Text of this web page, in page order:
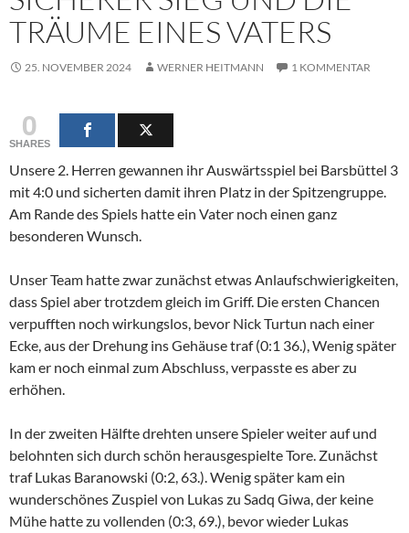
TRÄUME EINES VATERS
25. NOVEMBER 2024 WERNER HEITMANN 1 KOMMENTAR
0
SHARES
Unsere 2. Herren gewannen ihr Auswärtsspiel bei Barsbüttel 3
mit 4:0 und sicherten damit ihren Platz in der Spitzengruppe.
Am Rande des Spiels hatte ein Vater noch einen ganz
besonderen Wunsch.
Unser Team hatte zwar zunächst etwas Anlaufschwierigkeiten,
dass Spiel aber trotzdem gleich im Griff. Die ersten Chancen
verpufften noch wirkungslos, bevor Nick Turtun nach einer
Ecke, aus der Drehung ins Gehäuse traf (0:1 36.), Wenig später
kam er noch einmal zum Abschluss, verpasste es aber zu
erhöhen.
In der zweiten Hälfte drehten unsere Spieler weiter auf und
belohnten sich durch schön herausgespielte Tore. Zunächst
traf Lukas Baranowski (0:2, 63.). Wenig später kam ein
wunderschönes Zuspiel von Lukas zu Sadq Giwa, der keine
Mühe hatte zu vollenden (0:3, 69.), bevor wieder Lukas